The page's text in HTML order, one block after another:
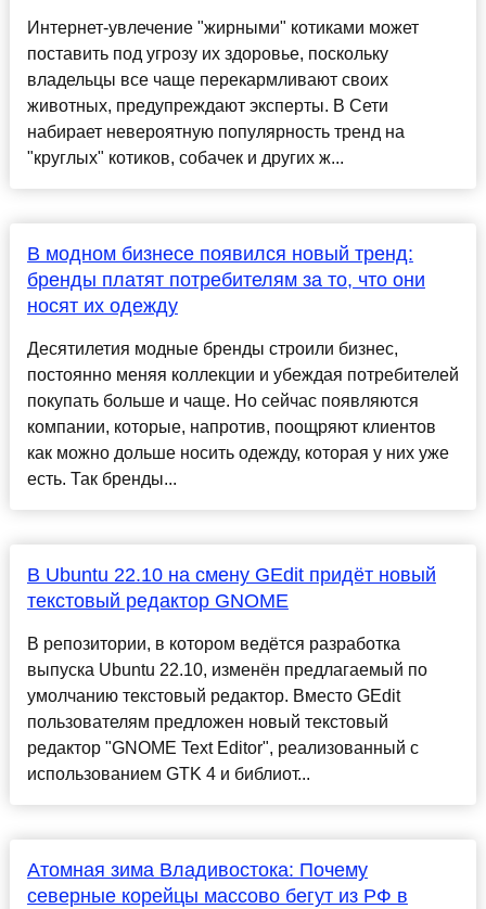
Интернет-увлечение "жирными" котиками может
поставить под угрозу их здоровье, поскольку
владельцы все чаще перекармливают своих
животных, предупреждают эксперты. В Сети
набирает невероятную популярность тренд на
"круглых" котиков, собачек и других ж...
В модном бизнесе появился новый тренд:
бренды платят потребителям за то, что они
носят их одежду
Десятилетия модные бренды строили бизнес,
постоянно меняя коллекции и убеждая потребителей
покупать больше и чаще. Но сейчас появляются
компании, которые, напротив, поощряют клиентов
как можно дольше носить одежду, которая у них уже
есть. Так бренды...
В Ubuntu 22.10 на смену GEdit придёт новый
текстовый редактор GNOME
В репозитории, в котором ведётся разработка
выпуска Ubuntu 22.10, изменён предлагаемый по
умолчанию текстовый редактор. Вместо GEdit
пользователям предложен новый текстовый
редактор "GNOME Text Editor", реализованный с
использованием GTK 4 и библиот...
Атомная зима Владивостока: Почему
северные корейцы массово бегут из РФ в